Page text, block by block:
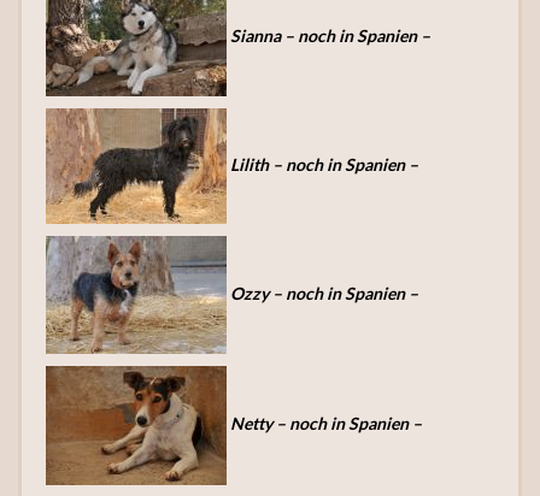
Sianna – noch in Spanien –
Lilith – noch in Spanien –
Ozzy – noch in Spanien –
Netty – noch in Spanien –